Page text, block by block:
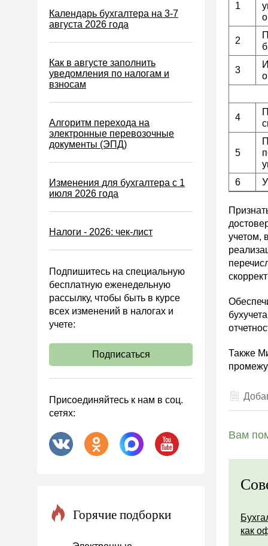
Налог на игорный бизнес
Акцизы
Возврат и зачет налогов
Налоговые проверки
Статистика
Самозанятые
Банк
Онлайн-кассы ККТ ККМ
деятельности (АХД)
Охрана труда и аттестация
Охрана труда
Валютные операции
Налоговая система РФ
Налоговое планирование
Договоры
АО
Проекты
Банк касса
Календарь бухгалтера на 3-7
августа 2026 года
Как в августе заполнить
уведомления по налогам и
взносам
Алгоритм перехода на
электронные перевозочные
документы (ЭПД)
Изменения для бухгалтера с 1
июля 2026 года
Налоги - 2026: чек-лист
Подпишитесь на специальную
бесплатную еженедельную
рассылку, чтобы быть в курсе
всех изменений в налогах и
учете:
Подписаться
Присоединяйтесь к нам в соц.
сетях:
Горячие подборки
1
2
3
4
5
6
учетом,
Также
Вам
как